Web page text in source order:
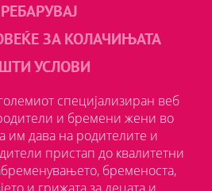
ЗА КОЛАЧИЊАТА
УСЛОВИ
специјализиран веб
и бремени жени во
им дава на родителите и
пристап до квалитетни
бременоста,